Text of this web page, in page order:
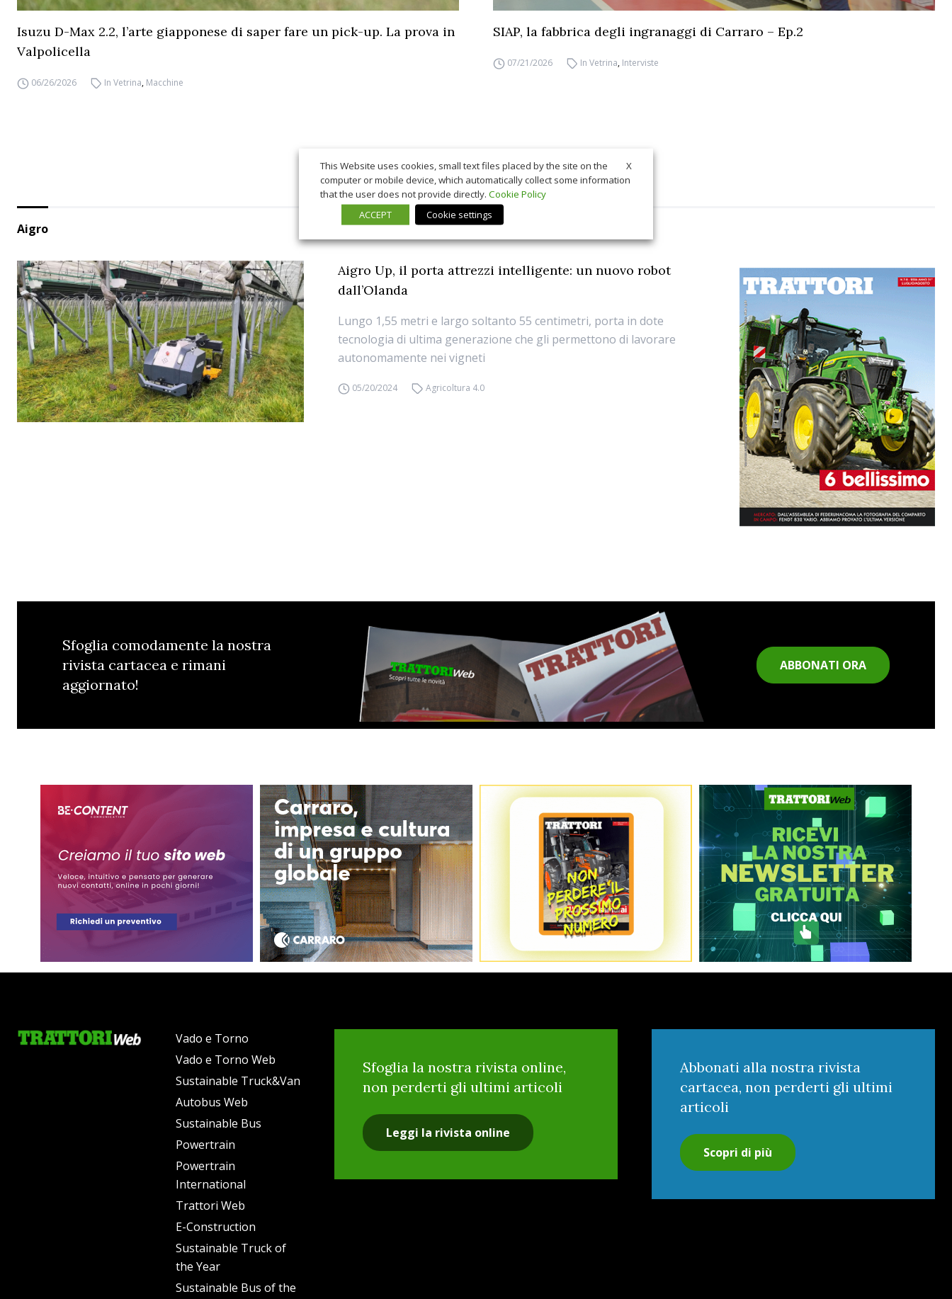
Isuzu D-Max 2.2, l’arte giapponese di saper fare un pick-up. La prova in
Valpolicella
06/26/2026 In Vetrina, Macchine
SIAP, la fabbrica degli ingranaggi di Carraro – Ep.2
07/21/2026 In Vetrina, Interviste
Aigro
Aigro Up, il porta attrezzi intelligente: un nuovo robot
dall’Olanda
Lungo 1,55 metri e largo soltanto 55 centimetri, porta in dote
tecnologia di ultima generazione che gli permettono di lavorare
autonomamente nei vigneti
05/20/2024 Agricoltura 4.0
Sfoglia comodamente la nostra
rivista cartacea e rimani
aggiornato!
ABBONATI ORA
Vado e Torno
Vado e Torno Web
Sustainable Truck&Van
Autobus Web
Sustainable Bus
Powertrain
Powertrain
International
Trattori Web
E-Construction
Sustainable Truck of
the Year
Sustainable Bus of the
Sfoglia la nostra rivista online,
non perderti gli ultimi articoli
Leggi la rivista online
Abbonati alla nostra rivista
cartacea, non perderti gli ultimi
articoli
Scopri di più
X
This Website uses cookies, small text files placed by the site on the
computer or mobile device, which automatically collect some information
that the user does not provide directly. Cookie Policy
ACCEPT
Cookie settings